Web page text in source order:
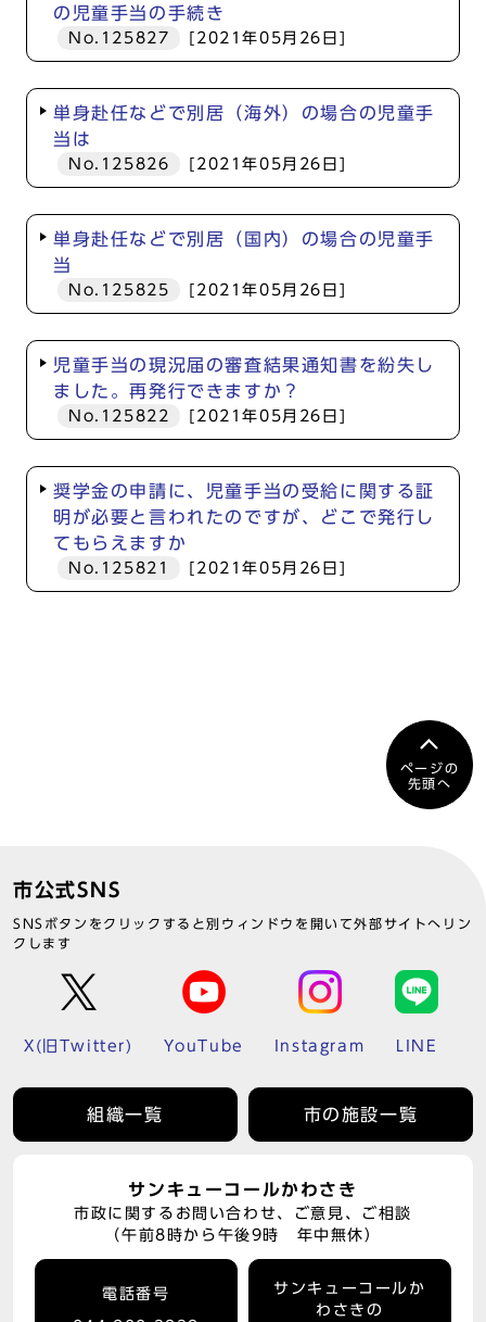
の児童手当の手続き
No.125827 [2021年05月26日]
単身赴任などで別居（海外）の場合の児童手
当は
No.125826 [2021年05月26日]
単身赴任などで別居（国内）の場合の児童手
当
No.125825 [2021年05月26日]
児童手当の現況届の審査結果通知書を紛失し
ました。再発行できますか？
No.125822 [2021年05月26日]
奨学金の申請に、児童手当の受給に関する証
明が必要と言われたのですが、どこで発行し
てもらえますか
No.125821 [2021年05月26日]
ページの
先頭へ
市公式SNS
SNSボタンをクリックすると別ウィンドウを開いて外部サイトへリン
クします
X(旧Twitter) YouTube Instagram LINE
組織一覧 市の施設一覧
サンキューコールかわさき
市政に関するお問い合わせ、ご意見、ご相談
（午前8時から午後9時 年中無休）
電話番号
サンキューコールか
わさきの